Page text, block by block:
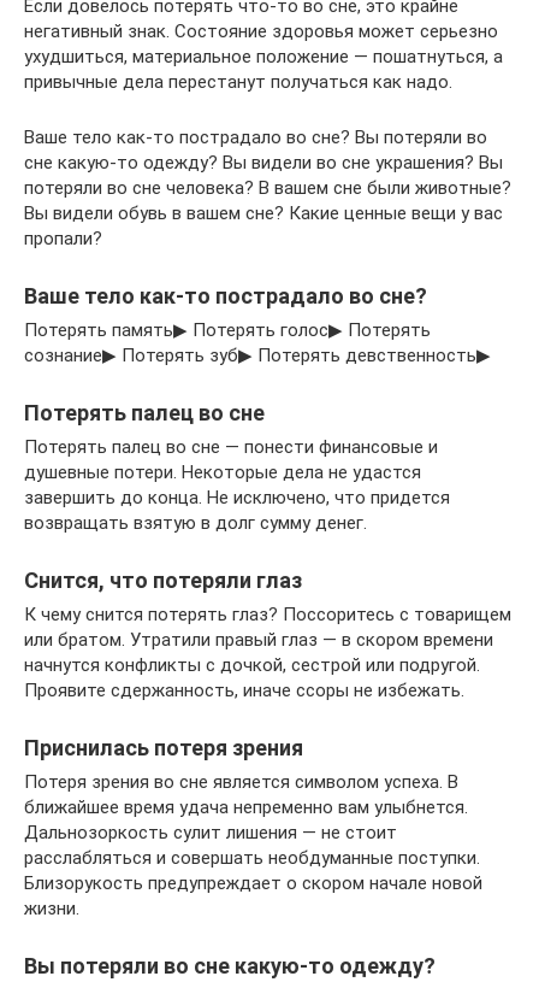
Если довелось потерять что-то во сне, это крайне
негативный знак. Состояние здоровья может серьезно
ухудшиться, материальное положение — пошатнуться, а
привычные дела перестанут получаться как надо.
Ваше тело как-то пострадало во сне? Вы потеряли во
сне какую-то одежду? Вы видели во сне украшения? Вы
потеряли во сне человека? В вашем сне были животные?
Вы видели обувь в вашем сне? Какие ценные вещи у вас
пропали?
Ваше тело как-то пострадало во сне?
Потерять память▶ Потерять голос▶ Потерять
сознание▶ Потерять зуб▶ Потерять девственность▶
Потерять палец во сне
Потерять палец во сне — понести финансовые и
душевные потери. Некоторые дела не удастся
завершить до конца. Не исключено, что придется
возвращать взятую в долг сумму денег.
Снится, что потеряли глаз
К чему снится потерять глаз? Поссоритесь с товарищем
или братом. Утратили правый глаз — в скором времени
начнутся конфликты с дочкой, сестрой или подругой.
Проявите сдержанность, иначе ссоры не избежать.
Приснилась потеря зрения
Потеря зрения во сне является символом успеха. В
ближайшее время удача непременно вам улыбнется.
Дальнозоркость сулит лишения — не стоит
расслабляться и совершать необдуманные поступки.
Близорукость предупреждает о скором начале новой
жизни.
Вы потеряли во сне какую-то одежду?